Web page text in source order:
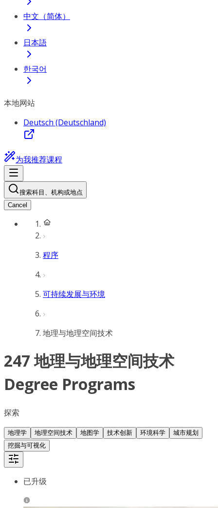
中文（简体）
日本語
한국어
本地网站
Deutsch (Deutschland)
为我推荐课程
搜索科目、机构或地点
Cancel
程序
可持续发展与环境
地理与地理空间技术
247 地理与地理空间技术
Degree Programs
探索
地理学 地理空间技术 地图学 技术创新 环境科学
城市规划
挖掘与可视化
已升级